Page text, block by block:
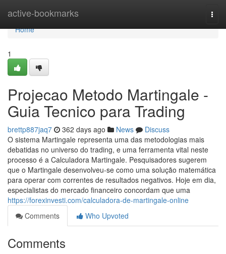
active-bookmarks
Home
Home
1
Projecao Metodo Martingale -
Guia Tecnico para Trading
brettp887jaq7 362 days ago News
Discuss
O sistema Martingale representa uma das metodologias mais
debatidas no universo do trading, e uma ferramenta vital neste
processo é a Calculadora Martingale. Pesquisadores sugerem
que o Martingale desenvolveu-se como uma solução matemática
para operar com correntes de resultados negativos. Hoje em dia,
especialistas do mercado financeiro concordam que uma
https://forexinvesti.com/calculadora-de-martingale-online
Comments
Who Upvoted
Comments